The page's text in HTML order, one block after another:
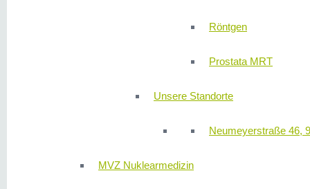
Röntgen
Prostata MRT
Unsere Standorte
Neumeyerstraße 46,
MVZ Nuklearmedizin